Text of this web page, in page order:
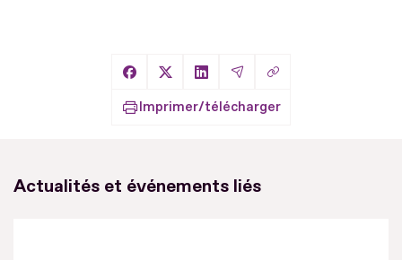
Partager sur Facebook
Partager sur X
Partager sur LinkedIn
Partager par Email
Copier le lien
Imprimer/télécharger
Actualités et événements liés